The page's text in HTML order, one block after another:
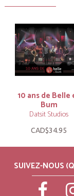
10 ans de Belle
Bum
Datsit Studios
CAD$34.95
SUIVEZ-NOUS